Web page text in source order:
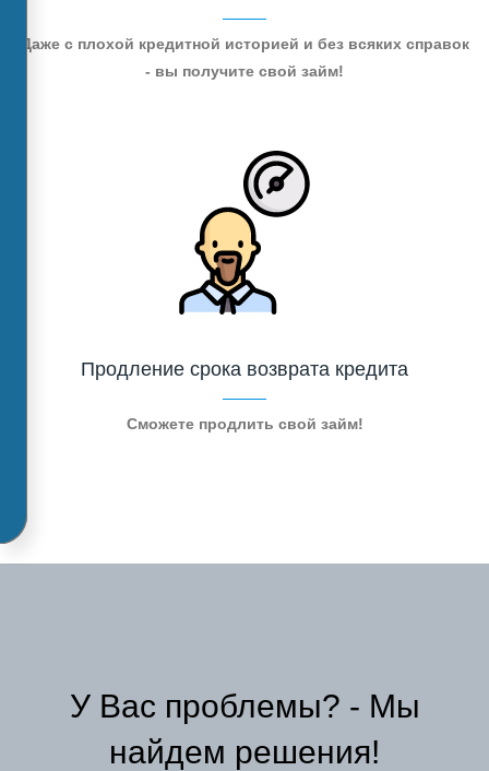
Даже с плохой кредитной историей и без всяких справок
- вы получите свой займ!
Продление срока возврата кредита
Сможете продлить свой займ!
У Вас проблемы? - Мы
найдем решения!